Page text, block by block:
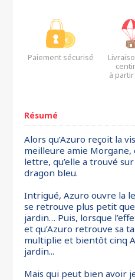
Paiement sécurisé
à
Résumé
Alors qu’Azuro reçoit la
meilleure amie
lettre, qu’elle a trouvé
dragon bleu.
Intrigué, Azuro ouvre la
se retrouve plus petit
jardin… Puis, lorsque
et qu’Azuro retrouve sa
multiplie et bientôt cinq
jardin...
Mais qui peut bien avoir